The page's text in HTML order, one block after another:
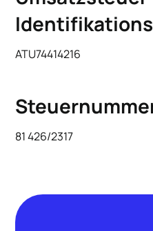
ATU74414216
81 426/2317